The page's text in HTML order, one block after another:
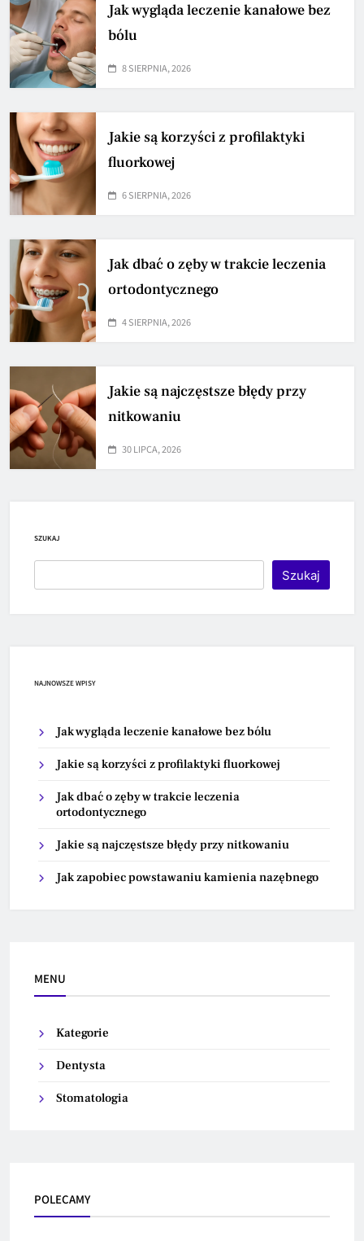
Jak wygląda leczenie kanałowe bez
bólu
8 SIERPNIA, 2026
Jakie są korzyści z profilaktyki
fluorkowej
6 SIERPNIA, 2026
Jak dbać o zęby w trakcie leczenia
ortodontycznego
4 SIERPNIA, 2026
Jakie są najczęstsze błędy przy
nitkowaniu
30 LIPCA, 2026
SZUKAJ
Szukaj
NAJNOWSZE WPISY
Jak wygląda leczenie kanałowe bez bólu
Jakie są korzyści z profilaktyki fluorkowej
Jak dbać o zęby w trakcie leczenia
ortodontycznego
Jakie są najczęstsze błędy przy nitkowaniu
Jak zapobiec powstawaniu kamienia nazębnego
MENU
Kategorie
Dentysta
Stomatologia
POLECAMY